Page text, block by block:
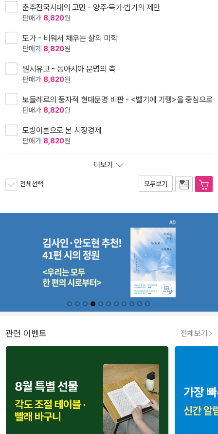
춘추전국시대의 고민 - 양주·묵가·법가의 제안
판매가 8,820원
도가 - 비워서 채우는 삶의 미학
판매가 8,820원
원시유교 - 동아시아 문명의 축
판매가 8,820원
보들레르의 풍자적 현대문명 비판 - <벨기에 기행>을 중심으로
판매가 8,820원
모방이론으로 본 시장경제
판매가 8,820원
더보기
전체선택 모두보기
관련 이벤트 전체보기